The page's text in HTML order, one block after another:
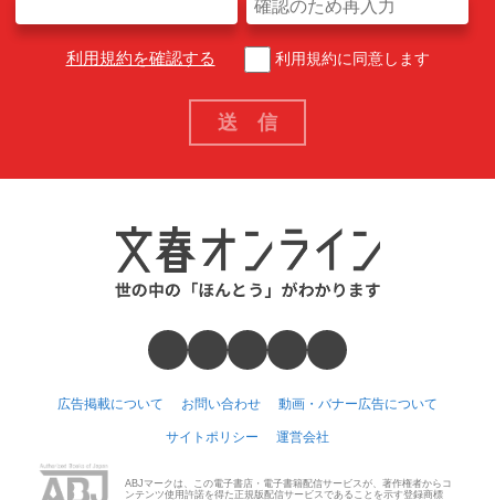
利用規約を確認する 利用規約に同意します
広告掲載について お問い合わせ 動画・バナー広告について
サイトポリシー 運営会社
ABJマークは、この電子書店・電子書籍配信サービスが、著作権者からコ
ンテンツ使用許諾を得た正規版配信サービスであることを示す登録商標